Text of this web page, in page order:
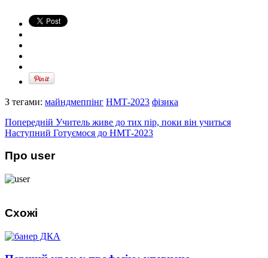
З тегами: майндмеппінг НМТ-2023 фізика
Попередній Учитель живе до тих пір, поки він учиться
Наступний Готуємося до НМТ-2023
Про user
Схожі